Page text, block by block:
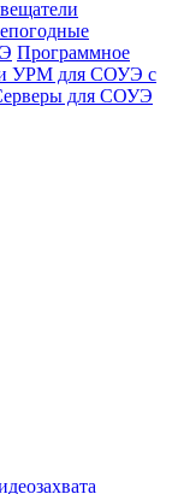
Программное
УРМ для СОУЭ с
для СОУЭ